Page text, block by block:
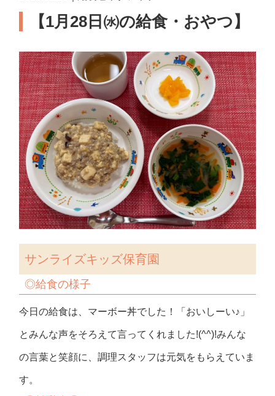
【1月28日㈬の給食・おやつ】
サンライズキッズ保育園
◎給食の様子
今日の給食は、マーボー丼でした！「おいしーい♪」
とみんな声をそろえて言ってくれました!(^^)!みんな
の言葉と笑顔に、調理スタッフは元気をもらえていま
す。